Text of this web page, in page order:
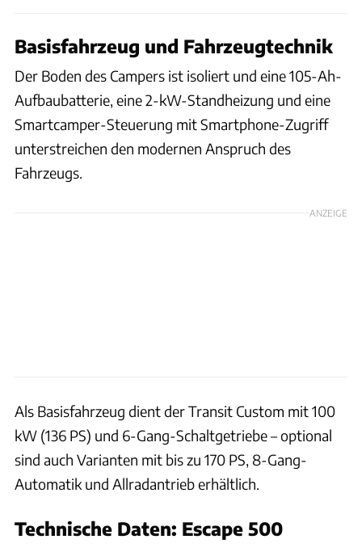
Basisfahrzeug und Fahrzeugtechnik
Der Boden des Campers ist isoliert und eine 105-Ah-
Aufbaubatterie, eine 2-kW-Standheizung und eine
Smartcamper-Steuerung mit Smartphone-Zugriff
unterstreichen den modernen Anspruch des
Fahrzeugs.
ANZEIGE
Als Basisfahrzeug dient der Transit Custom mit 100
kW (136 PS) und 6-Gang-Schaltgetriebe – optional
sind auch Varianten mit bis zu 170 PS, 8-Gang-
Automatik und Allradantrieb erhältlich.
Technische Daten: Escape 500